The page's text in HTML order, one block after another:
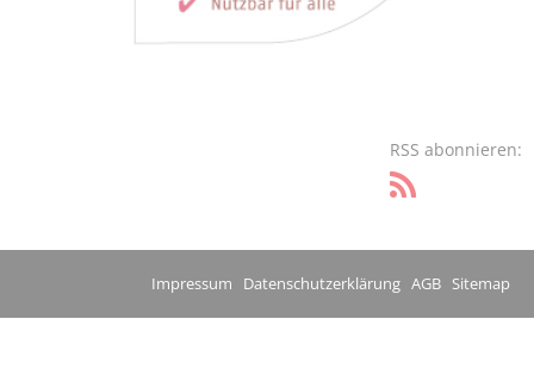
RSS abonnieren:
Impressum Datenschutzerklärung AGB Sitemap